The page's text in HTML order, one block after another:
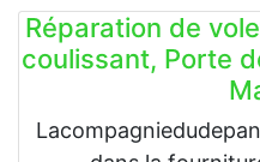
Réparation de
coulissant, Porte